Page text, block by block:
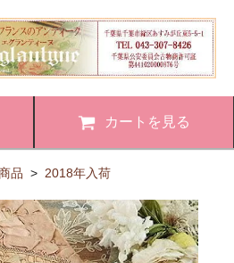
カートを見る
品 > 2018年入荷